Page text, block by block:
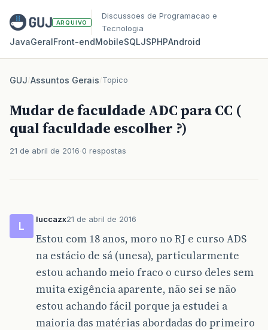
ARQUIVO
Discussoes de Programacao e
Tecnologia
JavaGeralFront‑endMobileSQLJSPHPAndroid
GUJ/Assuntos Gerais/Topico
Mudar de faculdade ADC para CC (
qual faculdade escolher ?)
21 de abril de 2016 0 respostas
L
luccazx21 de abril de 2016
Estou com 18 anos, moro no RJ e curso ADS
na estácio de sá (unesa), particularmente
estou achando meio fraco o curso deles sem
muita exigência aparente, não sei se não
estou achando fácil porque ja estudei a
maioria das matérias abordadas do primeiro